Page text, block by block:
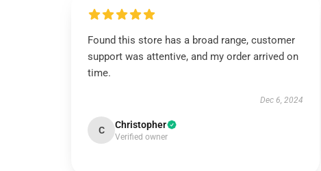
Found this store has a broad range, customer
support was attentive, and my order arrived on
time.
Dec 6, 2024
C Christopher
Verified owner